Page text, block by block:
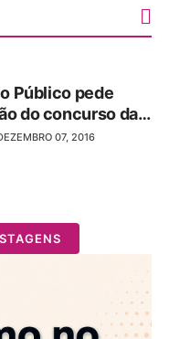
Público pede
do concurso da
de Juruti
07, 2016